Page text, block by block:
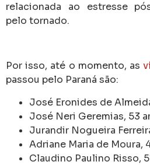
relacionada ao estresse
pelo tornado.
Por isso, até o momento, as
passou pelo Paraná são:
José Eronides de
José Neri Geremias, 53
Jurandir Nogueira
Adriane Maria de Moura,
Claudino Paulino Risso,